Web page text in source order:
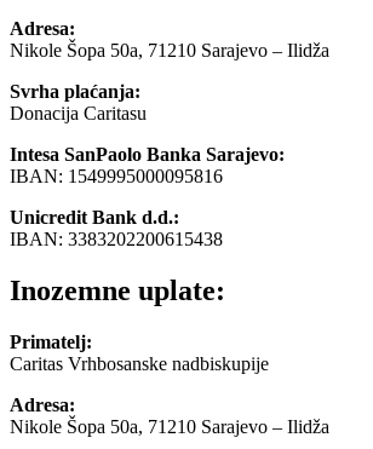
Adresa:
Nikole Šopa 50a, 71210 Sarajevo – Ilidža
Svrha plaćanja:
Donacija Caritasu
Intesa SanPaolo Banka Sarajevo:
IBAN: 1549995000095816
Unicredit Bank d.d.:
IBAN: 3383202200615438
Inozemne uplate:
Primatelj:
Caritas Vrhbosanske nadbiskupije
Adresa:
Nikole Šopa 50a, 71210 Sarajevo – Ilidža